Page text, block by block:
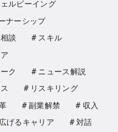
ルビーイング
ナーシップ
談
スキル
ク
ニュース解説
リスキリング
副業解禁
収入
げるキャリア
対話